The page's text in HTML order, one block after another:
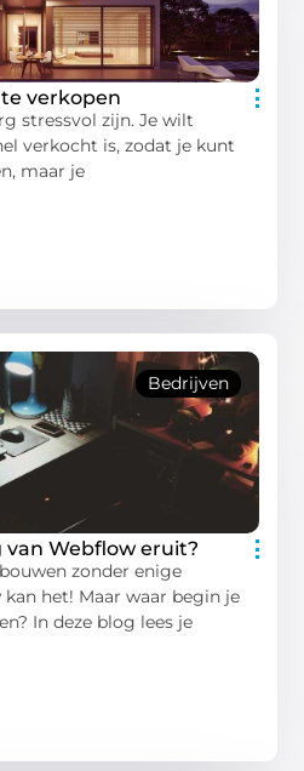
verkopen
stressvol zijn. Je wilt
verkocht is, zodat je kunt
maar je
Bedrijven
van Webflow eruit?
zonder enige
het! Maar waar begin je
In deze blog lees je